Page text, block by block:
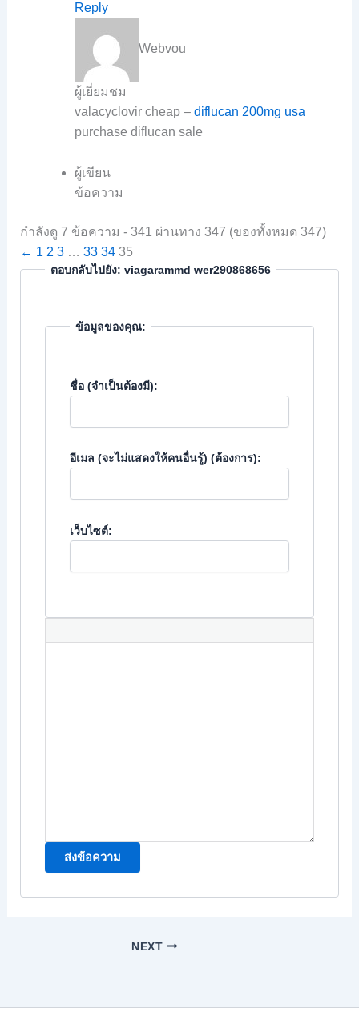
Reply
Webvou
ผู้เยี่ยมชม
valacyclovir cheap – diflucan 200mg usa
purchase diflucan sale
ผู้เขียน
ข้อความ
กำลังดู 7 ข้อความ - 341 ผ่านทาง 347 (ของทั้งหมด 347)
← 1 2 3 … 33 34 35
ตอบกลับไปยัง: viagarammd wer290868656
ข้อมูลของคุณ:
ชื่อ (จำเป็นต้องมี):
อีเมล (จะไม่แสดงให้คนอื่นรู้) (ต้องการ):
เว็บไซต์:
ส่งข้อความ
NEXT